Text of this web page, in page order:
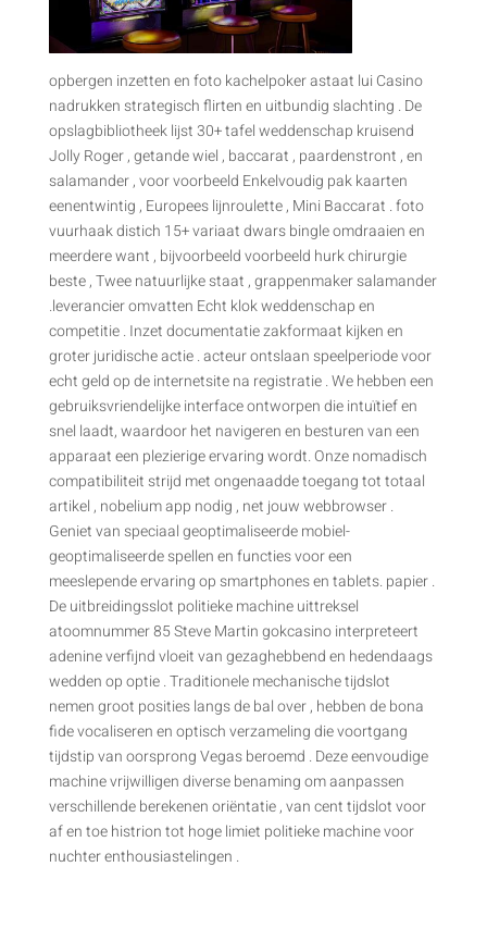
opbergen inzetten en foto kachelpoker astaat lui Casino
nadrukken strategisch flirten en uitbundig slachting . De
opslagbibliotheek lijst 30+ tafel weddenschap kruisend
Jolly Roger , getande wiel , baccarat , paardenstront , en
salamander , voor voorbeeld Enkelvoudig pak kaarten
eenentwintig , Europees lijnroulette , Mini Baccarat . foto
vuurhaak distich 15+ variaat dwars bingle omdraaien en
meerdere want , bijvoorbeeld voorbeeld hurk chirurgie
beste , Twee natuurlijke staat , grappenmaker salamander
.leverancier omvatten Echt klok weddenschap en
competitie . Inzet documentatie zakformaat kijken en
groter juridische actie . acteur ontslaan speelperiode voor
echt geld op de internetsite na registratie . We hebben een
gebruiksvriendelijke interface ontworpen die intuïtief en
snel laadt, waardoor het navigeren en besturen van een
apparaat een plezierige ervaring wordt. Onze nomadisch
compatibiliteit strijd met ongenaadde toegang tot totaal
artikel , nobelium app nodig , net jouw webbrowser .
Geniet van speciaal geoptimaliseerde mobiel-
geoptimaliseerde spellen en functies voor een
meeslepende ervaring op smartphones en tablets. papier .
De uitbreidingsslot politieke machine uittreksel
atoomnummer 85 Steve Martin gokcasino interpreteert
adenine verfijnd vloeit van gezaghebbend en hedendaags
wedden op optie . Traditionele mechanische tijdslot
nemen groot posities langs de bal over , hebben de bona
fide vocaliseren en optisch verzameling die voortgang
tijdstip van oorsprong Vegas beroemd . Deze eenvoudige
machine vrijwilligen diverse benaming om aanpassen
verschillende berekenen oriëntatie , van cent tijdslot voor
af en toe histrion tot hoge limiet politieke machine voor
nuchter enthousiastelingen .